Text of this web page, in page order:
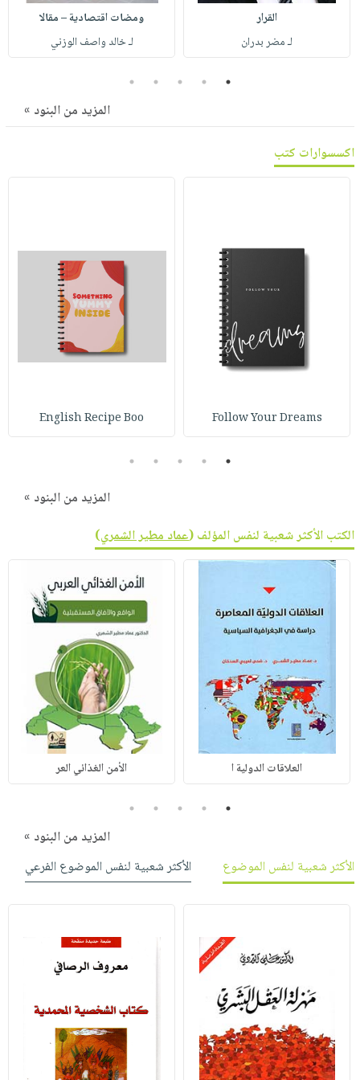
صابون
مناسبات
فيديوهات
يتكرر
نيل
وفرات
انشر
القرار
لـ مضر بدران
ومضات اقتصادية – مقالا
لـ خالد واصف الوزني
1
2
3
4
5
المزيد من البنود »
اكسسوارات كتب
Follow Your Dreams
English Recipe Boo
1
2
3
4
5
المزيد من البنود »
الكتب الأكثر شعبية لنفس المؤلف (عماد مطير الشمري)
العلاقات الدولية ا الأمن الغذائي العر
1
2
3
4
5
المزيد من البنود »
الأكثر شعبية لنفس الموضوع
الأكثر شعبية لنفس الموضوع الفرعي